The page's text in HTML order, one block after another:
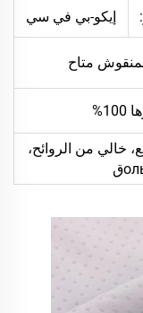
إيكو-بي في سي
متاح
خالي من الروائح،